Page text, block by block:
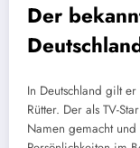
Der
In Deutschland gilt
Rütter. Der als TV-
Namen gemacht